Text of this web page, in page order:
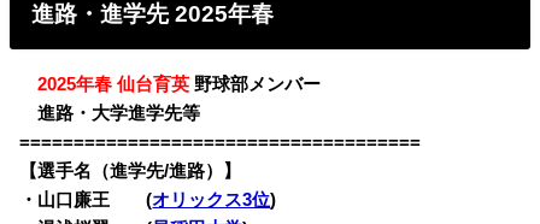
進路・進学先 2025年春
・2025年春 仙台育英 野球部メンバー
・進路・大学進学先等
=====================================
【選手名（進学先/進路）】
・山口廉王 (オリックス3位)